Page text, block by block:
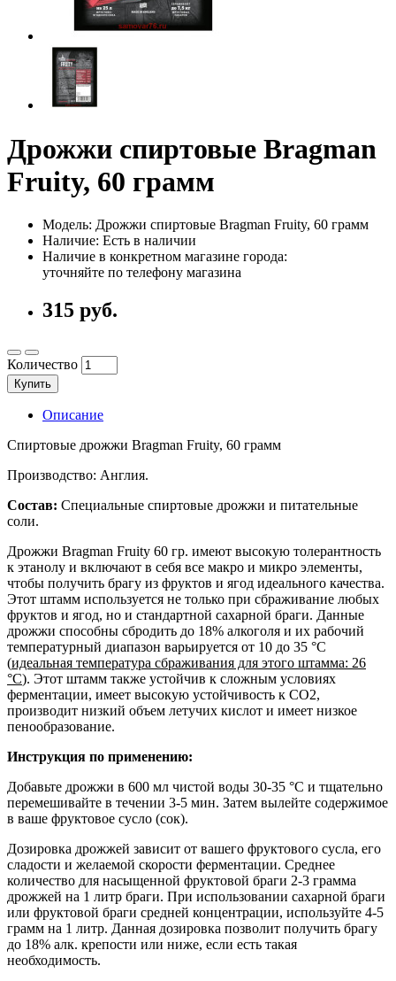
Дрожжи спиртовые Bragman
Fruity, 60 грамм
Модель: Дрожжи спиртовые Bragman Fruity, 60 грамм
Наличие: Есть в наличии
Наличие в конкретном магазине города:
уточняйте по телефону магазина
315 руб.
Количество
Купить
Описание
Спиртовые дрожжи Bragman Fruity, 60 грамм
Производство: Англия.
Состав: Специальные спиртовые дрожжи и питательные
соли.
Дрожжи Bragman Fruity 60 гр. имеют высокую толерантность
к этанолу и включают в себя все макро и микро элементы,
чтобы получить брагу из фруктов и ягод идеального качества.
Этот штамм используется не только при сбраживание любых
фруктов и ягод, но и стандартной сахарной браги. Данные
дрожжи способны сбродить до 18% алкоголя и их рабочий
температурный диапазон варьируется от 10 до 35 °С
(идеальная температура сбраживания для этого штамма: 26
°С). Этот штамм также устойчив к сложным условиях
ферментации, имеет высокую устойчивость к СO2,
производит низкий объем летучих кислот и имеет низкое
пенообразование.
Инструкция по применению:
Добавьте дрожжи в 600 мл чистой воды 30-35 °С и тщательно
перемешивайте в течении 3-5 мин. Затем вылейте содержимое
в ваше фруктовое сусло (сок).
Дозировка дрожжей зависит от вашего фруктового сусла, его
сладости и желаемой скорости ферментации. Среднее
количество для насыщенной фруктовой браги 2-3 грамма
дрожжей на 1 литр браги. При использовании сахарной браги
или фруктовой браги средней концентрации, используйте 4-5
грамм на 1 литр. Данная дозировка позволит получить брагу
до 18% алк. крепости или ниже, если есть такая
необходимость.